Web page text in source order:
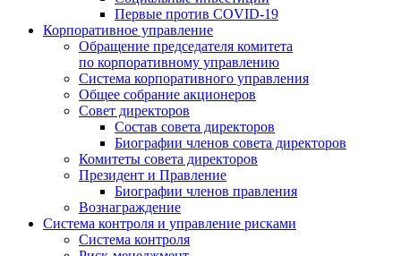
Первые против COVID‑19
Корпоративное управление
Обращение председателя комитета
по корпоративному управлению
Система корпоративного управления
Общее собрание акционеров
Совет директоров
Состав совета директоров
Биографии членов совета директоров
Комитеты совета директоров
Президент и Правление
Биографии членов правления
Вознаграждение
Система контроля и управление рисками
Система контроля